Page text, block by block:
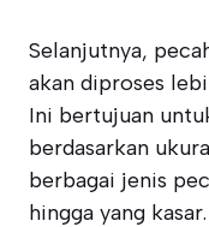
Selanjutnya,
akan diproses
Ini bertujuan
berdasarkan
berbagai jenis
hingga yang